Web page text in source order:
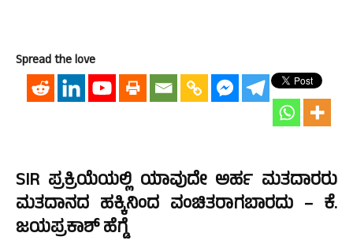
Spread the love
SIR ಪ್ರಕ್ರಿಯೆಯಲ್ಲಿ ಯಾವುದೇ ಅರ್ಹ ಮತದಾರರು
ಮತದಾನದ ಹಕ್ಕಿನಿಂದ ವಂಚಿತರಾಗಬಾರದು – ಕೆ.
ಜಯಪ್ರಕಾಶ್ ಹೆಗ್ಡೆ